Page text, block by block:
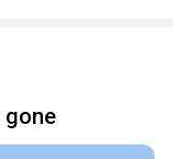
gone